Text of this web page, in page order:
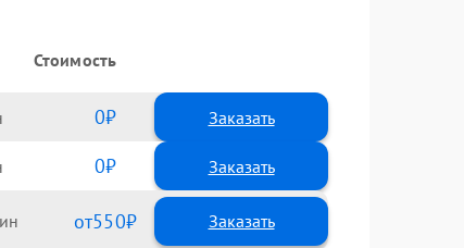
Стоимость
0 Заказать
0
Заказать
550